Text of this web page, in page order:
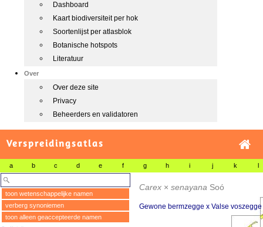
Dashboard
Kaart biodiversiteit per hok
Soortenlijst per atlasblok
Botanische hotspots
Literatuur
Over
Over deze site
Privacy
Beheerders en validatoren
Verspreidingsatlas
a b c d e f g h i j k l
toon wetenschappelijke namen
verberg synoniemen
toon alleen geaccepteerde namen
Carex × senayana Soó
Gewone bermzegge x Valse voszegge